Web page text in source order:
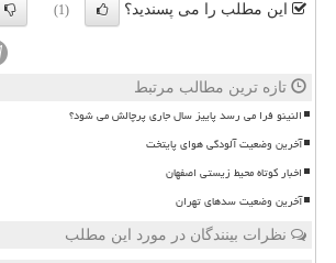
این مطلب را می پسندید؟ (1)
تازه ترین مطالب مرتبط
النینو فرا می رسد پاییز سال جاری پرچالش می شود؟
آخرین وضعیت آلودگی هوای پایتخت
اخبار کوتاه محیط زیستی اصفهان
آخرین وضعیت سدهای تهران
نظرات بینندگان در مورد این مطلب